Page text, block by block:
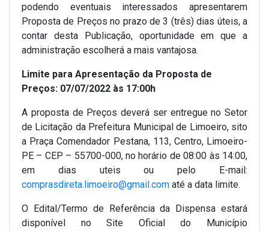
podendo eventuais interessados apresentarem
Proposta de Preços no prazo de 3 (três) dias úteis, a
contar desta Publicação, oportunidade em que a
administração escolherá a mais vantajosa.
Limite para Apresentação da Proposta de
Preços: 07/07/2022 às 17:00h
A proposta de Preços deverá ser entregue no Setor
de Licitação da Prefeitura Municipal de Limoeiro, sito
a Praça Comendador Pestana, 113, Centro, Limoeiro-
PE – CEP – 55700-000, no horário de 08:00 às 14:00,
em dias uteis ou pelo E-mail:
comprasdireta.limoeiro@gmail.com até a data limite.
O Edital/Termo de Referência da Dispensa estará
disponível no Site Oficial do Município